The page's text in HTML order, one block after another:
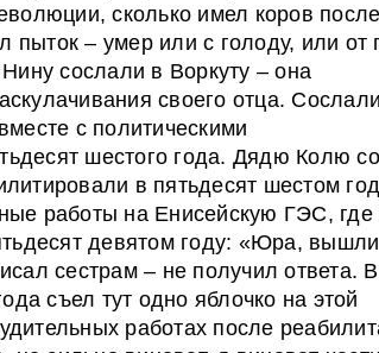
сколько имел коров после
– умер или с голоду, или от
сослали в Воркуту – она
своего отца.
с политическими
шестого года. Дядю Колю
в пятьдесят шестом
работы на Енисейскую ГЭС, где
девятом году: «Юра, вышли
сестрам – не получил ответа.
съел тут одно яблочко на этой
работах после